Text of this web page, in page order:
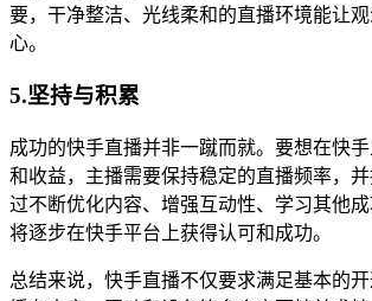
要，干净整洁、光线柔和的直播环境能让
心。
5.坚持与积累
成功的快手直播并非一蹴而就。要想在快
和收益，主播需要保持稳定的直播频率，
过不断优化内容、增强互动性、学习其他
将逐步在快手平台上获得认可和成功。
总结来说，快手直播不仅要求满足基本的